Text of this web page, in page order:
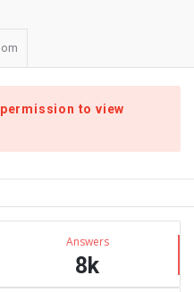
to view
Answers
8k